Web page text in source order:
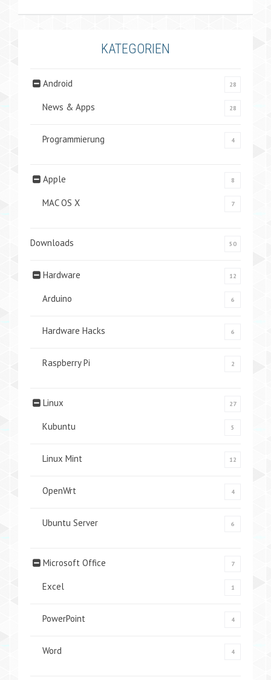
KATEGORIEN
Android 28
News & Apps 28
Programmierung 4
Apple 8
MAC OS X 7
Downloads 50
Hardware 12
Arduino 6
Hardware Hacks 6
Raspberry Pi 2
Linux 27
Kubuntu 5
Linux Mint 12
OpenWrt 4
Ubuntu Server 6
Microsoft Office 7
Excel 1
PowerPoint 4
Word 4